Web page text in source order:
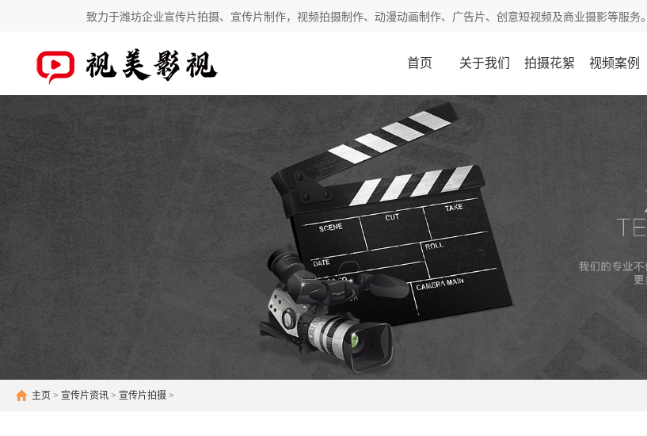
致力于潍坊企业宣传片拍摄、宣传片制作，视频拍摄制作、动漫动画制作、广告片、创意短视频及商业摄影等服务。
首页 关于我们 拍摄花絮 视频案例
主页 > 宣传片资讯 > 宣传片拍摄 >